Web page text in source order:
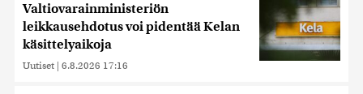
Valtiovarainministeriön
leikkausehdotus voi pidentää Kelan
käsittelyaikoja
Uutiset | 6.8.2026 17:16